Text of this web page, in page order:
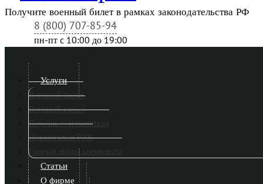
Получите военный билет в рамках законодательства РФ
8 (800) 707-85-94
пн-пт c 10:00 до 19:00
Услуги
Военный билет
Военный юрист
Помощь призывникам
Независимая ВВК
Горячая линия военкомата
Статьи
О фирме